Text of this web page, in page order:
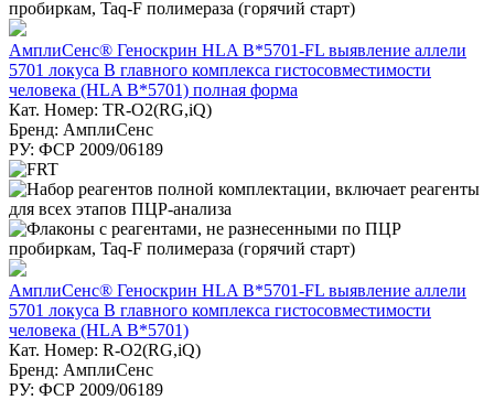
АмплиСенс® Геноскрин HLA B*5701-FL выявление аллели
5701 локуса В главного комплекса гистосовместимости
человека (HLA B*5701) полная форма
Кат. Номер: TR-O2(RG,iQ)
Бренд: АмплиСенс
РУ: ФСР 2009/06189
АмплиСенс® Геноскрин HLA B*5701-FL выявление аллели
5701 локуса В главного комплекса гистосовместимости
человека (HLA B*5701)
Кат. Номер: R-O2(RG,iQ)
Бренд: АмплиСенс
РУ: ФСР 2009/06189